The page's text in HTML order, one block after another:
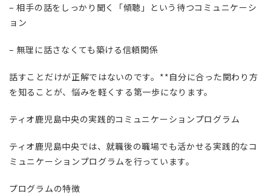
– 相手の話をしっかり聞く「傾聴」という待つコミュニケーシ
ョン
– 無理に話さなくても築ける信頼関係
話すことだけが正解ではないのです。**自分に合った関わり方
を知ることが、悩みを軽くする第一歩になります。
ティオ鹿児島中央の実践的コミュニケーションプログラム
ティオ鹿児島中央では、就職後の職場でも活かせる実践的なコ
ミュニケーションプログラムを行っています。
プログラムの特徴